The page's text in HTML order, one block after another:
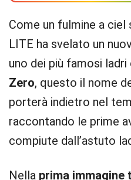
Come un fulmine a ciel
LITE ha svelato un
uno dei più famosi ladri
Zero, questo il nome
porterà indietro nel
raccontando le prime
compiute dall’astuto
Nella prima immagine